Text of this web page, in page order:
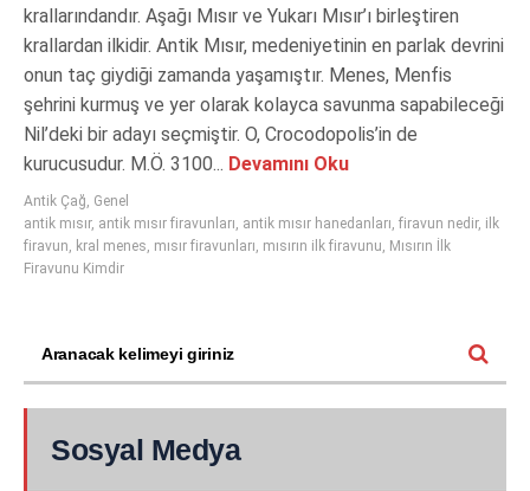
krallarındandır. Aşağı Mısır ve Yukarı Mısır’ı birleştiren
krallardan ilkidir. Antik Mısır, medeniyetinin en parlak devrini
onun taç giydiği zamanda yaşamıştır. Menes, Menfis
şehrini kurmuş ve yer olarak kolayca savunma sapabileceği
Nil’deki bir adayı seçmiştir. O, Crocodopolis’in de
kurucusudur. M.Ö. 3100... Devamını Oku
Antik Çağ, Genel
antik mısır, antik mısır firavunları, antik mısır hanedanları, firavun nedir, ilk
firavun, kral menes, mısır firavunları, mısırın ilk firavunu, Mısırın İlk
Firavunu Kimdir
Sosyal Medya